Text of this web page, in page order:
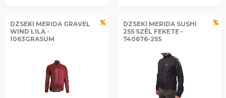
DZSEKI MERIDA GRAVEL
WIND LILA -
1063GRASUM
DZSEKI MERIDA SUSHI
255 SZÉL FEKETE -
740676-255